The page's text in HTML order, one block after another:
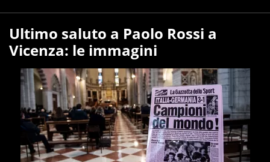
Ultimo saluto a Paolo Rossi a
Vicenza: le immagini